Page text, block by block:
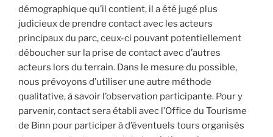
démographique qu’il contient, il a été jugé plus
judicieux de prendre contact avec les acteurs
principaux du parc, ceux-ci pouvant potentiellement
déboucher sur la prise de contact avec d’autres
acteurs lors du terrain. Dans le mesure du possible,
nous prévoyons d’utiliser une autre méthode
qualitative, à savoir l’observation participante. Pour y
parvenir, contact sera établi avec l’Office du Tourisme
de Binn pour participer à d’éventuels tours organisés